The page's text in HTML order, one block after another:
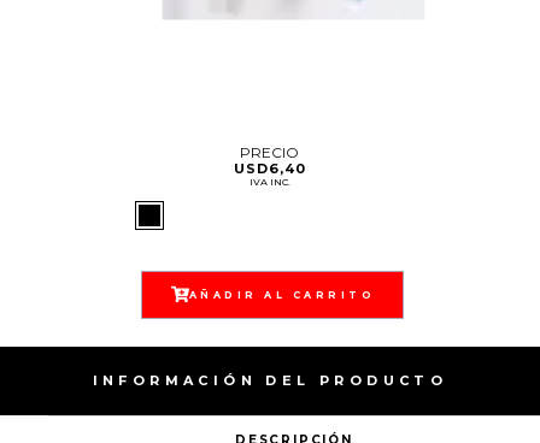
PRECIO
USD6,40
IVA INC.
AÑADIR AL CARRITO
INFORMACIÓN DEL PRODUCTO